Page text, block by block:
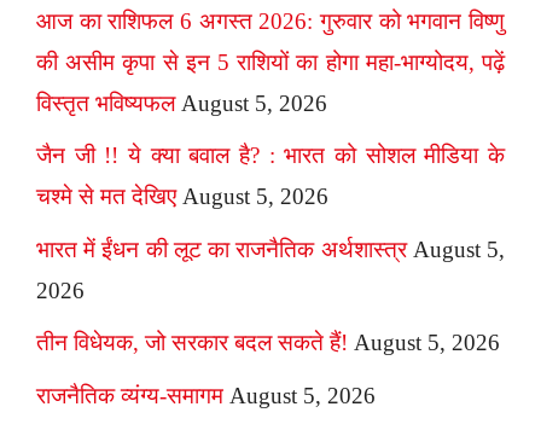
आज का राशिफल 6 अगस्त 2026: गुरुवार को भगवान विष्णु
की असीम कृपा से इन 5 राशियों का होगा महा-भाग्योदय, पढ़ें
विस्तृत भविष्यफल August 5, 2026
जैन जी !! ये क्या बवाल है? : भारत को सोशल मीडिया के
चश्मे से मत देखिए August 5, 2026
भारत में ईंधन की लूट का राजनैतिक अर्थशास्त्र August 5,
2026
तीन विधेयक, जो सरकार बदल सकते हैं! August 5, 2026
राजनैतिक व्यंग्य-समागम August 5, 2026